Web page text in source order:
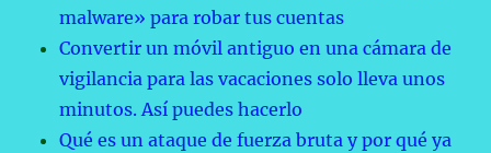
malware» para robar tus cuentas
Convertir un móvil antiguo en una cámara de
vigilancia para las vacaciones solo lleva unos
minutos. Así puedes hacerlo
Qué es un ataque de fuerza bruta y por qué ya